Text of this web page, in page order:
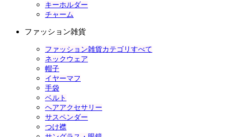
キーホルダー
チャーム
ファッション雑貨
ファッション雑貨カテゴリすべて
ネックウェア
帽子
イヤーマフ
手袋
ベルト
ヘアアクセサリー
サスペンダー
つけ襟